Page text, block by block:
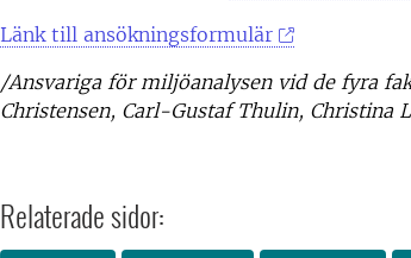
Länk till ansökningsformulär
/Ansvariga för miljöanalysen vid de fyra
Christensen, Carl-Gustaf Thulin, Christina
Relaterade sidor: